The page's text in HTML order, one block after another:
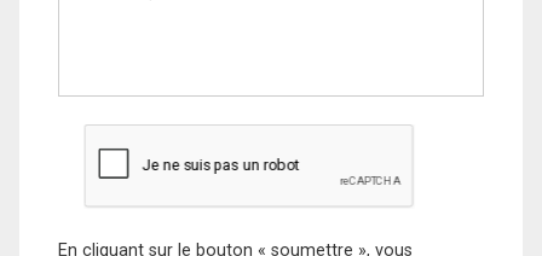
En cliquant sur le bouton « soumettre », vous